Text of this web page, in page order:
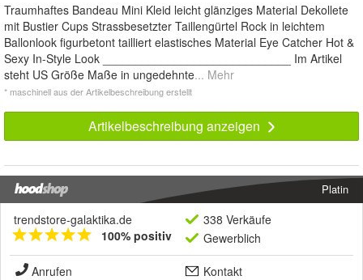
Traumhaftes Bandeau Mini Kleid leicht glänziges Material Dekollete
mit Bustier Cups Strassbesetzter Taillengürtel Rock in leichtem
Ballonlook figurbetont tailliert elastisches Material Eye Catcher Hot &
Sexy In-Style Look _____________________________ Im Artikel
steht US Größe Maße in ungedehnte... Mehr
* maschinell aus der Artikelbeschreibung erstellt
Artikelbeschreibung anzeigen
Platin
trendstore-galaktika.de
100% positiv
338 Verkäufe
Gewerblich
Anrufen
Kontakt